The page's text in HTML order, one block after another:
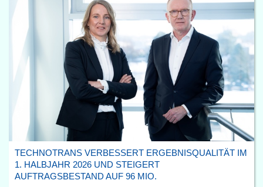
TECHNOTRANS VERBESSERT ERGEBNISQUALITÄT IM
1. HALBJAHR 2026 UND STEIGERT
AUFTRAGSBESTAND AUF 96 MIO.